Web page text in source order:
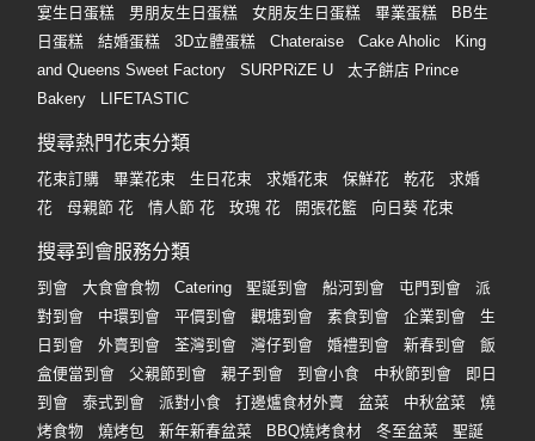
宴生日蛋糕
男朋友生日蛋糕 女朋友生日蛋糕 畢業蛋糕
BB生
日蛋糕
結婚蛋糕 3D立體蛋糕 Chateraise Cake Aholic
King
and Queens Sweet Factory
SURPRiZE U
太子餅店 Prince
Bakery
LIFETASTIC
搜尋熱門花束分類
花束訂購 畢業花束 生日花束 求婚花束 保鮮花 乾花
求婚
花
母親節 花 情人節 花 玫瑰 花 開張花籃 向日葵 花束
搜尋到會服務分類
到會 大食會食物 Catering 聖誕到會 船河到會 屯門到會
派
對到會
中環到會 平價到會 觀塘到會 素食到會 企業到會
生
日到會
外賣到會 荃灣到會 灣仔到會 婚禮到會 新春到會
飯
盒便當到會
父親節到會 親子到會 到會小食 中秋節到會
即日
到會
泰式到會 派對小食 打邊爐食材外賣 盆菜 中秋盆菜
燒
烤食物
燒烤包 新年新春盆菜 BBQ燒烤食材 冬至盆菜
聖誕